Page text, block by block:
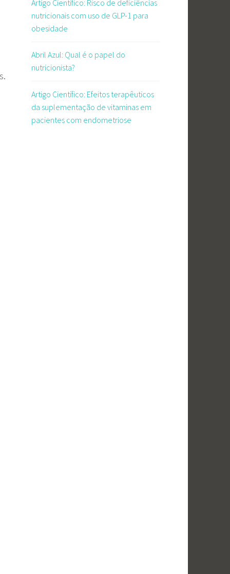
Artigo Científico: Risco de deficiências
nutricionais com uso de GLP-1 para
obesidade
Abril Azul: Qual é o papel do
nutricionista?
Artigo Científico: Efeitos terapêuticos
da suplementação de vitaminas em
pacientes com endometriose